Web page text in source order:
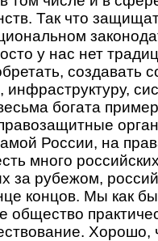
Так что
у нас нет
создавать
инфраструктуру,
богата
России, на
много
за рубежом,
концов. Мы как
общество
Хорошо,